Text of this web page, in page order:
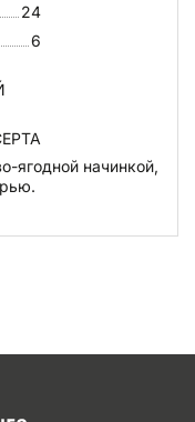
24
6
ягодной начинкой,